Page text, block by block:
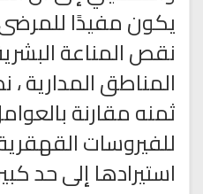
يكون مفيدًا
نقص المناعة
المناطق المدارية
ثمنه مقارنة
للفيروسات
استيرادها إلى حد